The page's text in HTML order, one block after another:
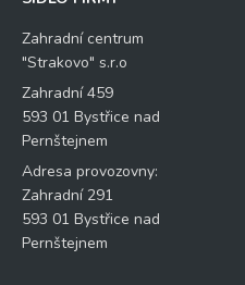
Zahradní centrum
"Strakovo" s.r.o
Zahradní 459
593 01 Bystřice nad
Pernštejnem
Adresa provozovny:
Zahradní 291
593 01 Bystřice nad
Pernštejnem